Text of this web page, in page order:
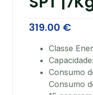
319.00 €
Classe
Consumo
Consumo